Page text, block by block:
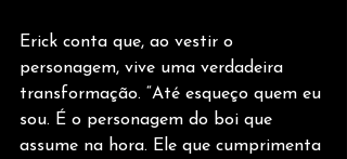
Erick conta que, ao vestir o
personagem, vive uma verdadeira
transformação. “Até esqueço quem eu
sou. É o personagem do boi que
assume na hora. Ele que cumprimenta